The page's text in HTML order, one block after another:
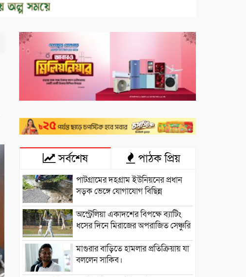
সর্বশেষ পাঠক প্রিয়
পাটগ্রামের দহগ্রাম ইউনিয়নের প্রধান
সড়ক ভেঙ্গে যোগাযোগ বিছিন্ন
অস্ট্রেলিয়া একাদশের বিপক্ষে ব্যাটিং
ধসের দিনে মিরাজের অপরাজিত সেঞ্চুরি
মাগুরার বাড়িতে হামলার প্রতিক্রিয়ায় যা
বললেন সাকিব।